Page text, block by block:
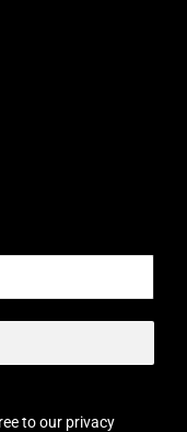
to our privacy